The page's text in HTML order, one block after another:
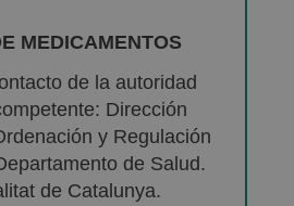
MEDICAMENTOS
de la autoridad
Dirección
y Regulación
de Salud.
de Catalunya.